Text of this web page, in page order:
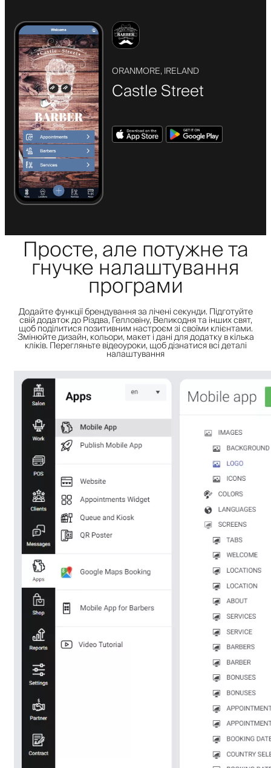
ORANMORE, IRELAND
Castle Street
Просте, але потужне та
гнучке налаштування
програми
Додайте функції брендування за лічені секунди. Підготуйте
свій додаток до Різдва, Гелловіну, Великодня та інших свят,
щоб поділитися позитивним настроєм зі своїми клієнтами.
Змінюйте дизайн, кольори, макет і дані для додатку в кілька
кліків. Перегляньте відеоуроки, щоб дізнатися всі деталі
налаштування